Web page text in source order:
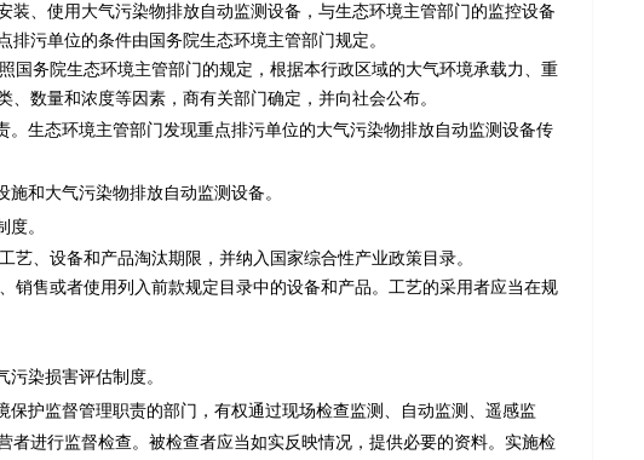
、使用大气污染物排放自动监测设备，与生态环境主管部门的监控设备
污单位的条件由国务院生态环境主管部门规定。
务院生态环境主管部门的规定，根据本行政区域的大气环境承载力、重
数量和浓度等因素，商有关部门确定，并向社会公布。
生态环境主管部门发现重点排污单位的大气污染物排放自动监测设备传
和大气污染物排放自动监测设备。
。
、设备和产品淘汰期限，并纳入国家综合性产业政策目录。
售或者使用列入前款规定目录中的设备和产品。工艺的采用者应当在规
染损害评估制度。
护监督管理职责的部门，有权通过现场检查监测、自动监测、遥感监
进行监督检查。被检查者应当如实反映情况，提供必要的资料。实施检